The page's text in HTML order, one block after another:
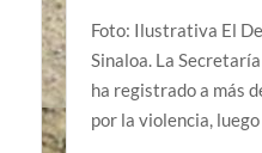
Foto: Ilustrativa El
Sinaloa. La
ha registrado a más
por la violencia,